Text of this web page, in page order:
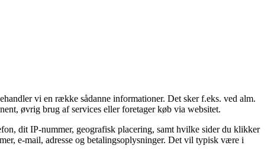
vi en række sådanne informationer. Det sker f.eks. ved alm.
øvrig brug af services eller foretager køb via websitet.
dit IP-nummer, geografisk placering, samt hvilke sider du klikker
e-mail, adresse og betalingsoplysninger. Det vil typisk være i